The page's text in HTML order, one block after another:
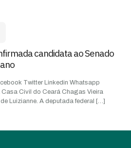
candidata ao Senado
Twitter Linkedin Whatsapp
Civil do Ceará Chagas Vieira
Luizianne. A deputada federal […]